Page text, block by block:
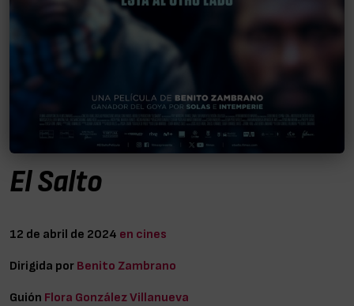
El Salto
12 de abril de 2024 en cines
Dirigida por Benito Zambrano
Guión Flora González Villanueva